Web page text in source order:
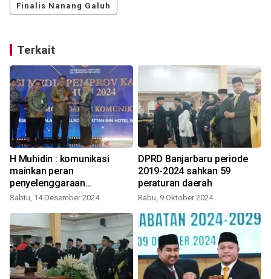
Finalis Nanang Galuh
Terkait
H Muhidin : komunikasi
mainkan peran
penyelenggaraan
pemerintah
Sabtu, 14 Desember 2024
DPRD Banjarbaru periode
2019-2024 sahkan 59
peraturan daerah
Rabu, 9 Oktober 2024